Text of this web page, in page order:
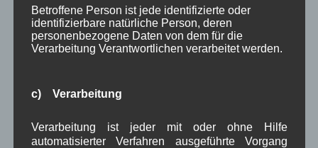
Oktober 2022(8)
September 2022(2)
August 2022(6)
Juli 2022(5)
April 2022(8)
Februar 2022(4)
Januar 2022(3)
Betroffene Person ist jede identifizierte oder
identifizierbare natürliche Person, deren
personenbezogene Daten von dem für die
Verarbeitung Verantwortlichen verarbeitet werden.
c) Verarbeitung
Verarbeitung ist jeder mit oder ohne Hilfe
automatisierter Verfahren ausgeführte Vorgang